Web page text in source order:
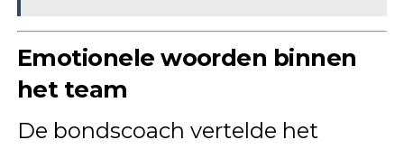
Emotionele woorden binnen
het team
De bondscoach vertelde het